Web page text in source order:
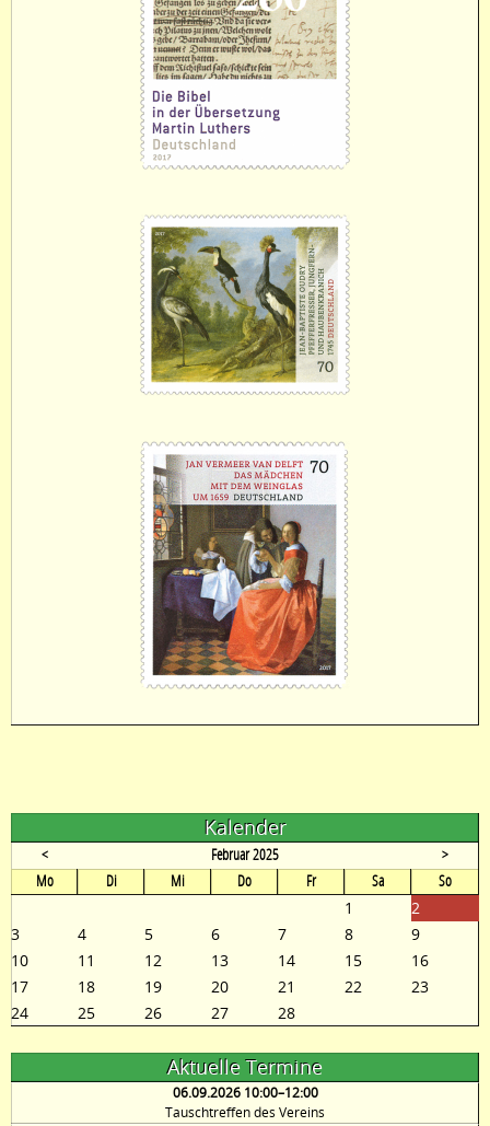
Kalender
< Februar 2025
>
Montag Dienstag Mittwoch Donnerstag Freitag Samstag Sonntag
1
2
3
4 5 6 7 8
9
10
11 12 13 14 15
16
17
18 19 20 21 22
23
24
25 26 27 28
Aktuelle Termine
06.09.2026 10:00–12:00
Tauschtreffen des Vereins